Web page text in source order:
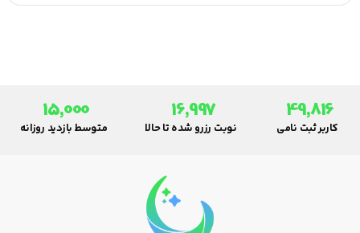
49,816
کاربر ثبت نامی
16,997
نوبت رزرو شده تا حالا
15,000
متوسط بازدید روزانه